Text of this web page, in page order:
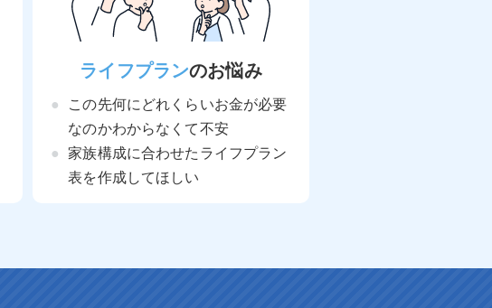
ライフプランのお悩み
この先何にどれくらいお金が必要
なのかわからなくて不安
家族構成に合わせたライフプラン
表を作成してほしい